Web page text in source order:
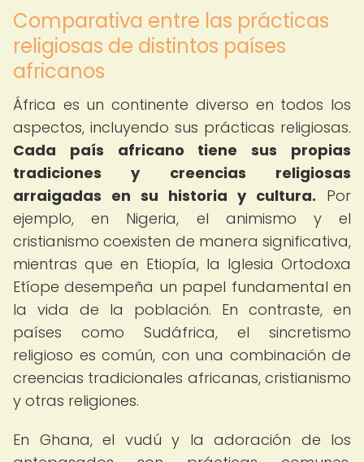
Comparativa entre las prácticas
religiosas de distintos países
africanos
África es un continente diverso en todos los
aspectos, incluyendo sus prácticas religiosas.
Cada país africano tiene sus propias
tradiciones y creencias religiosas
arraigadas en su historia y cultura. Por
ejemplo, en Nigeria, el animismo y el
cristianismo coexisten de manera significativa,
mientras que en Etiopía, la Iglesia Ortodoxa
Etíope desempeña un papel fundamental en
la vida de la población. En contraste, en
países como Sudáfrica, el sincretismo
religioso es común, con una combinación de
creencias tradicionales africanas, cristianismo
y otras religiones.
En Ghana, el vudú y la adoración de los